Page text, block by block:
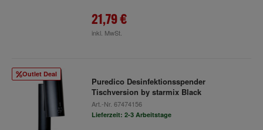
21,79 €
inkl. MwSt.
Outlet Deal
Puredico Desinfektionsspender
Tischversion by starmix Black
Art.-Nr. 67474156
Lieferzeit: 2-3 Arbeitstage